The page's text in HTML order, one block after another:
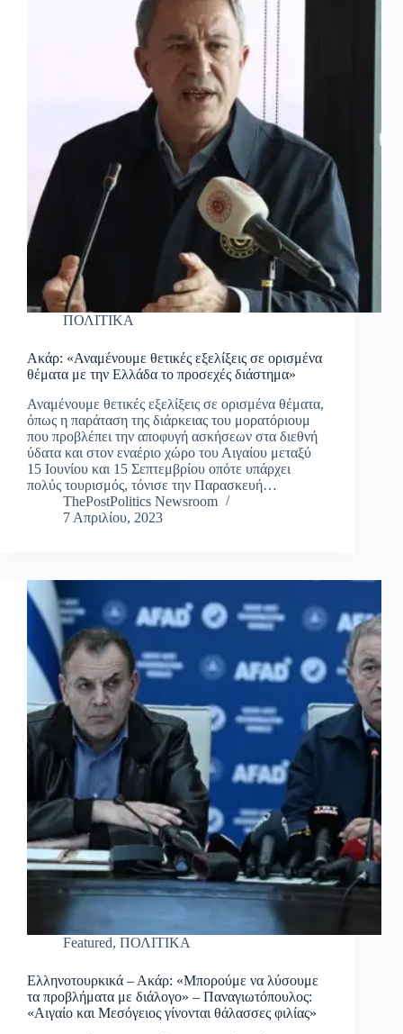
ΠΟΛΙΤΙΚΑ
Ακάρ: «Αναμένουμε θετικές εξελίξεις σε ορισμένα
θέματα με την Ελλάδα το προσεχές διάστημα»
Αναμένουμε θετικές εξελίξεις σε ορισμένα θέματα,
όπως η παράταση της διάρκειας του μορατόριουμ
που προβλέπει την αποφυγή ασκήσεων στα διεθνή
ύδατα και στον εναέριο χώρο του Αιγαίου μεταξύ
15 Ιουνίου και 15 Σεπτεμβρίου οπότε υπάρχει
πολύς τουρισμός, τόνισε την Παρασκευή…
ThePostPolitics Newsroom
7 Απριλίου, 2023
Featured, ΠΟΛΙΤΙΚΑ
Ελληνοτουρκικά – Ακάρ: «Μπορούμε να λύσουμε
τα προβλήματα με διάλογο» – Παναγιωτόπουλος:
«Αιγαίο και Μεσόγειος γίνονται θάλασσες φιλίας»